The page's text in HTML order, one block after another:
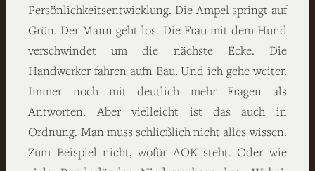
Persönlichkeitsentwicklung. Die Ampel springt auf
Grün. Der Mann geht los. Die Frau mit dem Hund
verschwindet um die nächste Ecke. Die
Handwerker fahren aufn Bau. Und ich gehe weiter.
Immer noch mit deutlich mehr Fragen als
Antworten. Aber vielleicht ist das auch in
Ordnung. Man muss schließlich nicht alles wissen.
Zum Beispiel nicht, wofür AOK steht. Oder wie